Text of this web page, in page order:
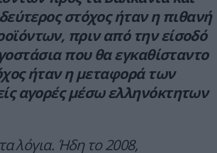
στόχος ήταν η πιθανή
πριν από την είσοδό
που θα εγκαθίσταντο
ήταν η μεταφορά των
αγορές μέσω ελληνόκτητων
λόγια. Ήδη το 2008,